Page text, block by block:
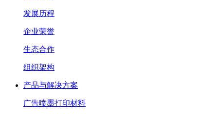
发展历程
企业荣誉
生态合作
组织架构
产品与解决方案
广告喷墨打印材料